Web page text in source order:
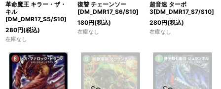
革命魔王 キラー・ザ・
キル
[DM_DMR17_S5/S10]
280円(税込)
在庫なし
復讐 チェーンソー
[DM_DMR17_S6/S10]
180円(税込)
在庫なし
超音速 ターボ
3[DM_DMR17_S7/S10]
280円(税込)
在庫なし